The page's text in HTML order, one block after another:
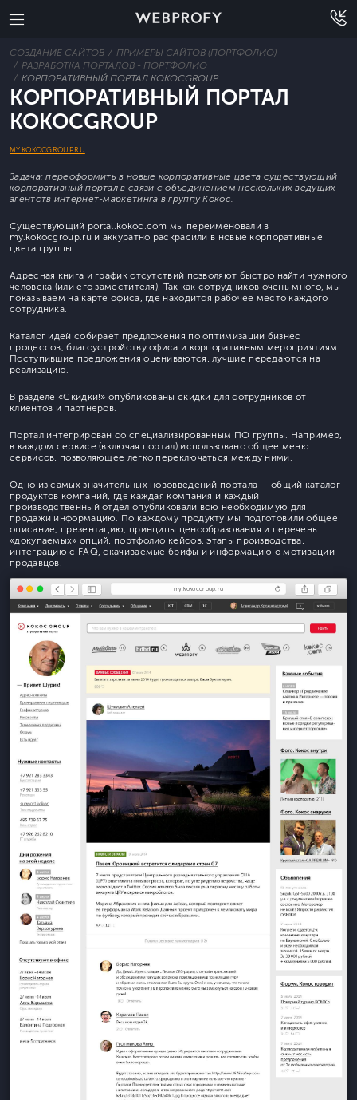
СОЗДАНИЕ САЙТОВ
ПРИМЕРЫ САЙТОВ (ПОРТФОЛИО)
РАЗРАБОТКА ПОРТАЛОВ - ПОРТФОЛИО
КОРПОРАТИВНЫЙ ПОРТАЛ KOKOCGROUP
КОРПОРАТИВНЫЙ ПОРТАЛ
KOKOCGROUP
MY.KOKOCGROUP.RU
Задача: переоформить в новые корпоративные цвета существующий
корпоративный портал в связи с объединением нескольких ведущих
агентств интернет-маркетинга в группу Кокос.
Существующий portal.kokoc.com мы переименовали в
my.kokocgroup.ru и аккуратно раскрасили в новые корпоративные
цвета группы.
Адресная книга и график отсутствий позволяют быстро найти нужного
человека (или его заместителя). Так как сотрудников очень много, мы
показываем на карте офиса, где находится рабочее место каждого
сотрудника.
Каталог идей собирает предложения по оптимизации бизнес
процессов, благоустройству офиса и корпоративным мероприятиям.
Поступившие предложения оцениваются, лучшие передаются на
реализацию.
В разделе «Скидки!» опубликованы скидки для сотрудников от
клиентов и партнеров.
Портал интегрирован со специализированным ПО группы. Например,
в каждом сервисе (включая портал) использовано общее меню
сервисов, позволяющее легко переключаться между ними.
Одно из самых значительных нововведений портала — общий каталог
продуктов компаний, где каждая компания и каждый
производственный отдел опубликовали всю необходимую для
продажи информацию. По каждому продукту мы подготовили общее
описание, презентацию, принципы ценообразования и перечень
«докупаемых» опций, портфолио кейсов, этапы производства,
интеграцию с FAQ, скачиваемые брифы и информацию о мотивации
продавцов.
my.kokocgroup.ru